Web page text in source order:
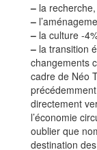
– la
–
– la culture -
– la transition
changements
cadre de Néo
directement
l’économie
oublier que
destination